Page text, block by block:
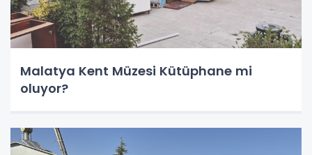
Malatya Kent Müzesi Kütüphane mi
oluyor?